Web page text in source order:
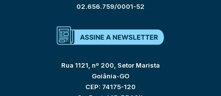
02.656.759/0001-52
Rua 1121, nº 200, Setor Marista
Goiânia-GO
CEP: 74175-120